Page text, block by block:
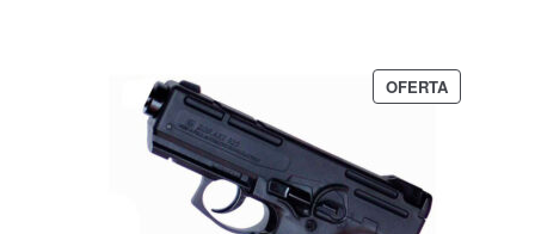
OFERTAPRODUCTO
EN